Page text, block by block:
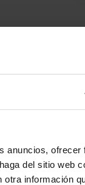
anuncios,
del sitio web
información